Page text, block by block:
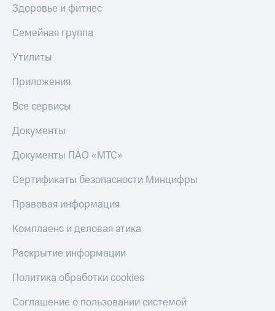
Здоровье и фитнес
Семейная группа
Утилиты
Приложения
Все сервисы
Документы
Документы ПАО «МТС»
Сертификаты безопасности Минцифры
Правовая информация
Комплаенс и деловая этика
Раскрытие информации
Политика обработки cookies
Соглашение о пользовании системой